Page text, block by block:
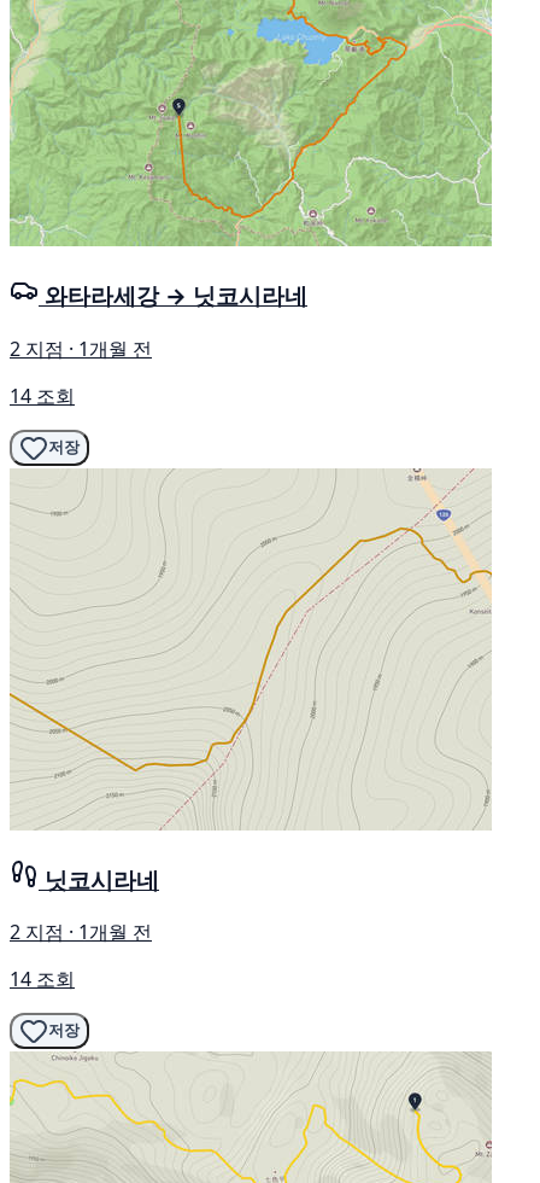
와타라세강 → 닛코시라네
2 지점 · 1개월 전
14 조회
저장
닛코시라네
2 지점 · 1개월 전
14 조회
저장